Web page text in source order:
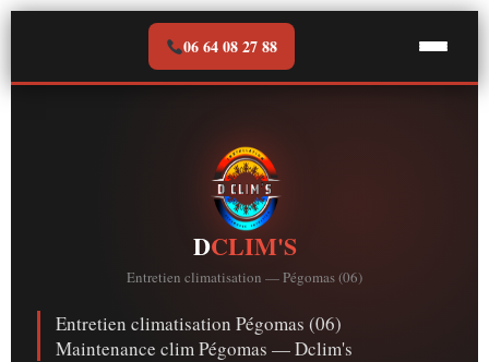
Aller
06 64 08 27 88
DCLIM'S
Entretien climatisation — Pégomas (06)
Entretien climatisation Pégomas (06)
Maintenance clim Pégomas — Dclim's